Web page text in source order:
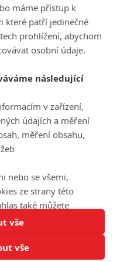
cookies.
PŘIHLÁSIT
REGISTROVAT
, e-mailserialy@fandimefilmu.cz
webu napište nám na e-mail
cookies |Pravidla webu
soukromí
/ All rights reserved /
máme přístup k
které patří jedinečné
prohlížení, abychom
osobní údaje.
následující
v zařízení,
údajích a měření
měření obsahu,
nebo se všemi,
ze strany této
také můžete
vám na stránce
funkce.
vztahovat pouze na
vše
vše